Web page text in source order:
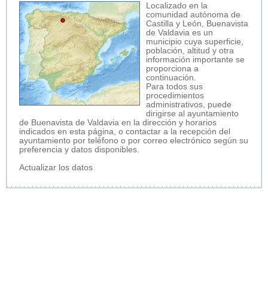
Localizado en la
comunidad autónoma de
Castilla y León, Buenavista
de Valdavia es un
municipio cuya superficie,
población, altitud y otra
información importante se
proporciona a
continuación.
Para todos sus
procedimientos
administrativos, puede
dirigirse al ayuntamiento
de Buenavista de Valdavia en la dirección y horarios
indicados en esta página, o contactar a la recepción del
ayuntamiento por teléfono o por correo electrónico según su
preferencia y datos disponibles.
Actualizar los datos